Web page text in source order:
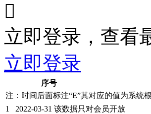

立即登录，查看
立即登录
序号
注：时间后面标注“E”其对应的值为系统
1
2022-03-31 该数据只对会员开放